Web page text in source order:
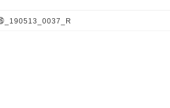
_190513_0037_R